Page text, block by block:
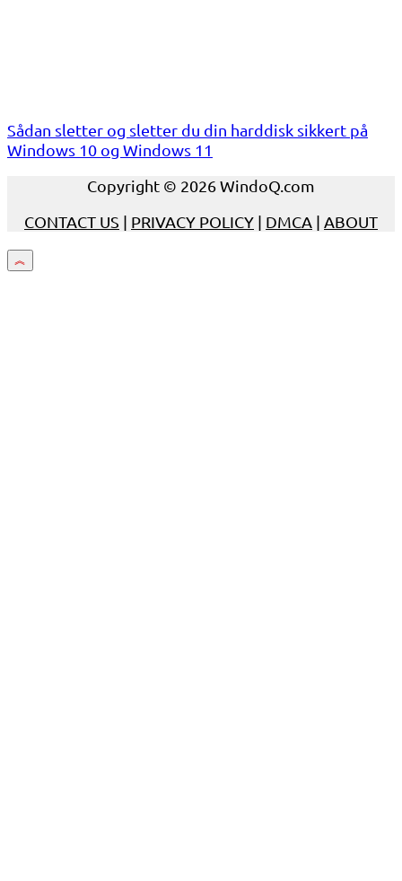
Sådan sletter og sletter du din harddisk sikkert på
Windows 10 og Windows 11
Copyright © 2026 WindoQ.com
CONTACT US | PRIVACY POLICY | DMCA | ABOUT